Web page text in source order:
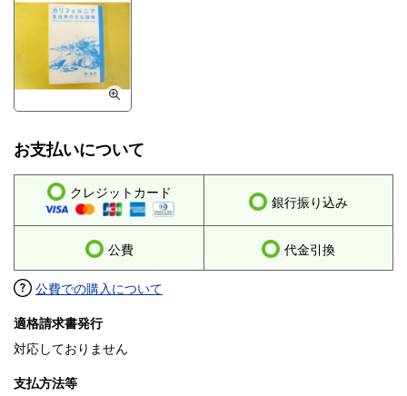
お支払いについて
クレジットカード
銀行振り込み
公費 代金引換
公費での購入について
適格請求書発行
対応しておりません
支払方法等